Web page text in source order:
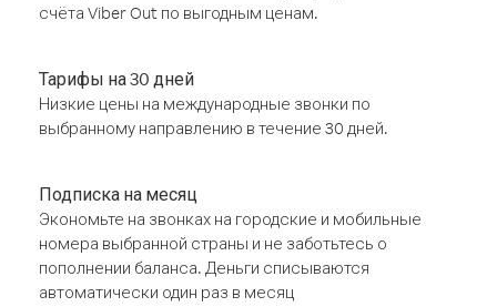
счёта Viber Out по выгодным ценам.
Тарифы на 30 дней
Низкие цены на международные звонки по
выбранному направлению в течение 30 дней.
Подписка на месяц
Экономьте на звонках на городские и мобильные
номера выбранной страны и не заботьтесь о
пополнении баланса. Деньги списываются
автоматически один раз в месяц